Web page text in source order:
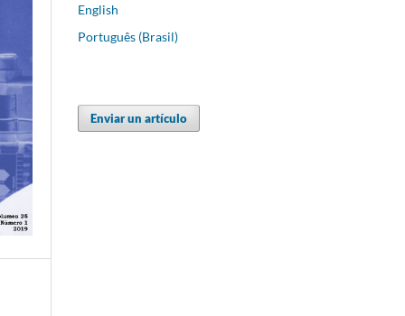
English
Português (Brasil)
Enviar un artículo